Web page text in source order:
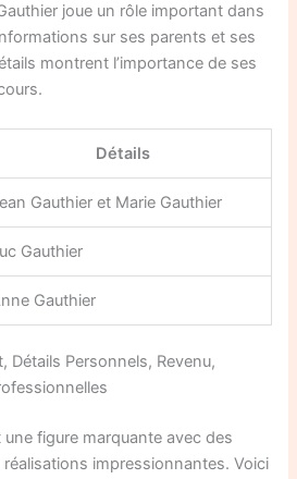
joue un rôle important dans
sur ses parents et ses
montrent l’importance de ses
Détails
Gauthier et Marie Gauthier
Gauthier
Gauthier
Détails Personnels, Revenu,
figure marquante avec des
impressionnantes. Voici